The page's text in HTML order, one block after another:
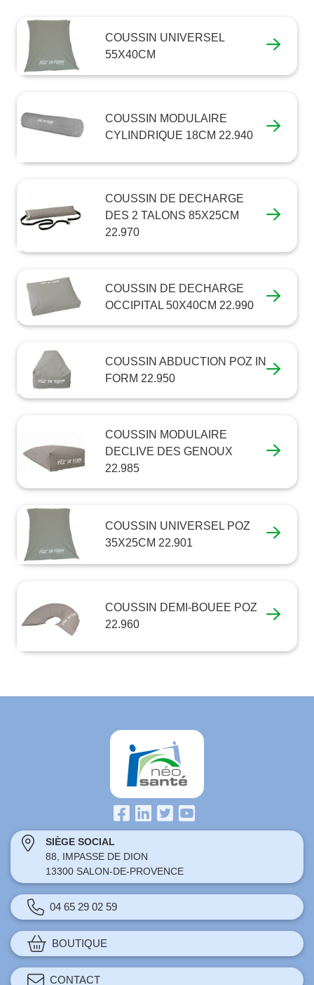
COUSSIN UNIVERSEL
55X40CM
COUSSIN MODULAIRE
CYLINDRIQUE 18CM 22.940
COUSSIN DE DECHARGE
DES 2 TALONS 85X25CM
22.970
COUSSIN DE DECHARGE
OCCIPITAL 50X40CM 22.990
COUSSIN ABDUCTION POZ IN
FORM 22.950
COUSSIN MODULAIRE
DECLIVE DES GENOUX
22.985
COUSSIN UNIVERSEL POZ
35X25CM 22.901
COUSSIN DEMI-BOUEE POZ
22.960
SIÈGE SOCIAL
88, IMPASSE DE DION
13300 SALON-DE-PROVENCE
04 65 29 02 59
BOUTIQUE
CONTACT